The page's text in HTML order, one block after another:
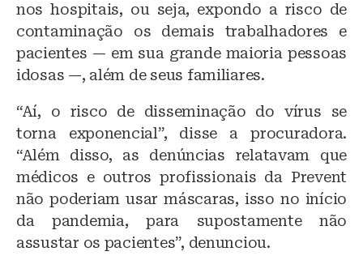
nos hospitais, ou seja, expondo a risco de
contaminação os demais trabalhadores e
pacientes — em sua grande maioria pessoas
idosas —, além de seus familiares.
“Aí, o risco de disseminação do vírus se
torna exponencial”, disse a procuradora.
“Além disso, as denúncias relatavam que
médicos e outros profissionais da Prevent
não poderiam usar máscaras, isso no início
da pandemia, para supostamente não
assustar os pacientes”, denunciou.